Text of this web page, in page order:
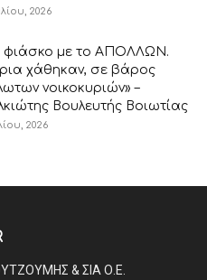
2026
φιάσκο με το ΑΠΟΛΛΩΝ.
χάθηκαν, σε βάρος
νοικοκυριών» –
Βουλευτής Βοιωτίας
2026
& ΣΙΑ Ο.Ε.